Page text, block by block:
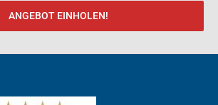
ANGEBOT EINHOLEN!